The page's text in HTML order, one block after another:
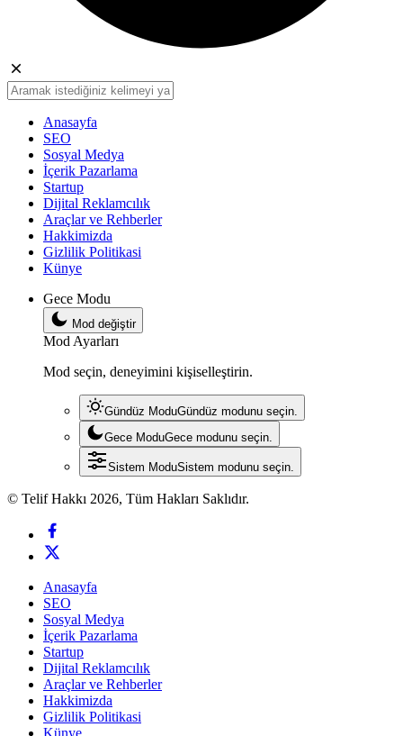
Anasayfa
SEO
Sosyal Medya
İçerik Pazarlama
Startup
Dijital Reklamcılık
Araçlar ve Rehberler
Hakkimizda
Gizlilik Politikasi
Künye
Gece Modu
Mod değiştir
Mod Ayarları
Mod seçin, deneyimini kişiselleştirin.
Gündüz ModuGündüz modunu seçin.
Gece ModuGece modunu seçin.
Sistem ModuSistem modunu seçin.
© Telif Hakkı 2026, Tüm Hakları Saklıdır.
Anasayfa
SEO
Sosyal Medya
İçerik Pazarlama
Startup
Dijital Reklamcılık
Araçlar ve Rehberler
Hakkimizda
Gizlilik Politikasi
Künye